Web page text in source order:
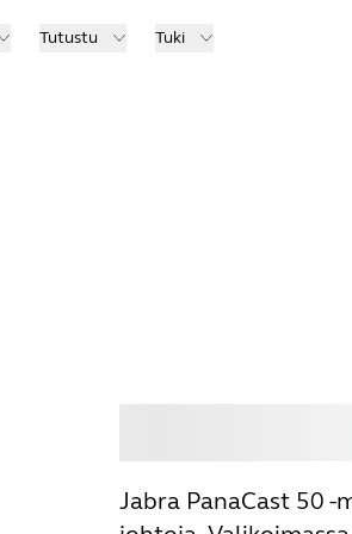
Tutustu Tuki
Jabra PanaCast 50 -